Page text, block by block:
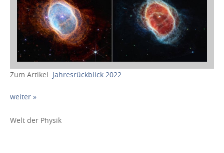
Zum Artikel: Jahresrückblick 2022
weiter »
Welt der Physik